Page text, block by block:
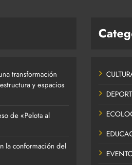
transformación
y espacios
de «Pelota al
la conformación del